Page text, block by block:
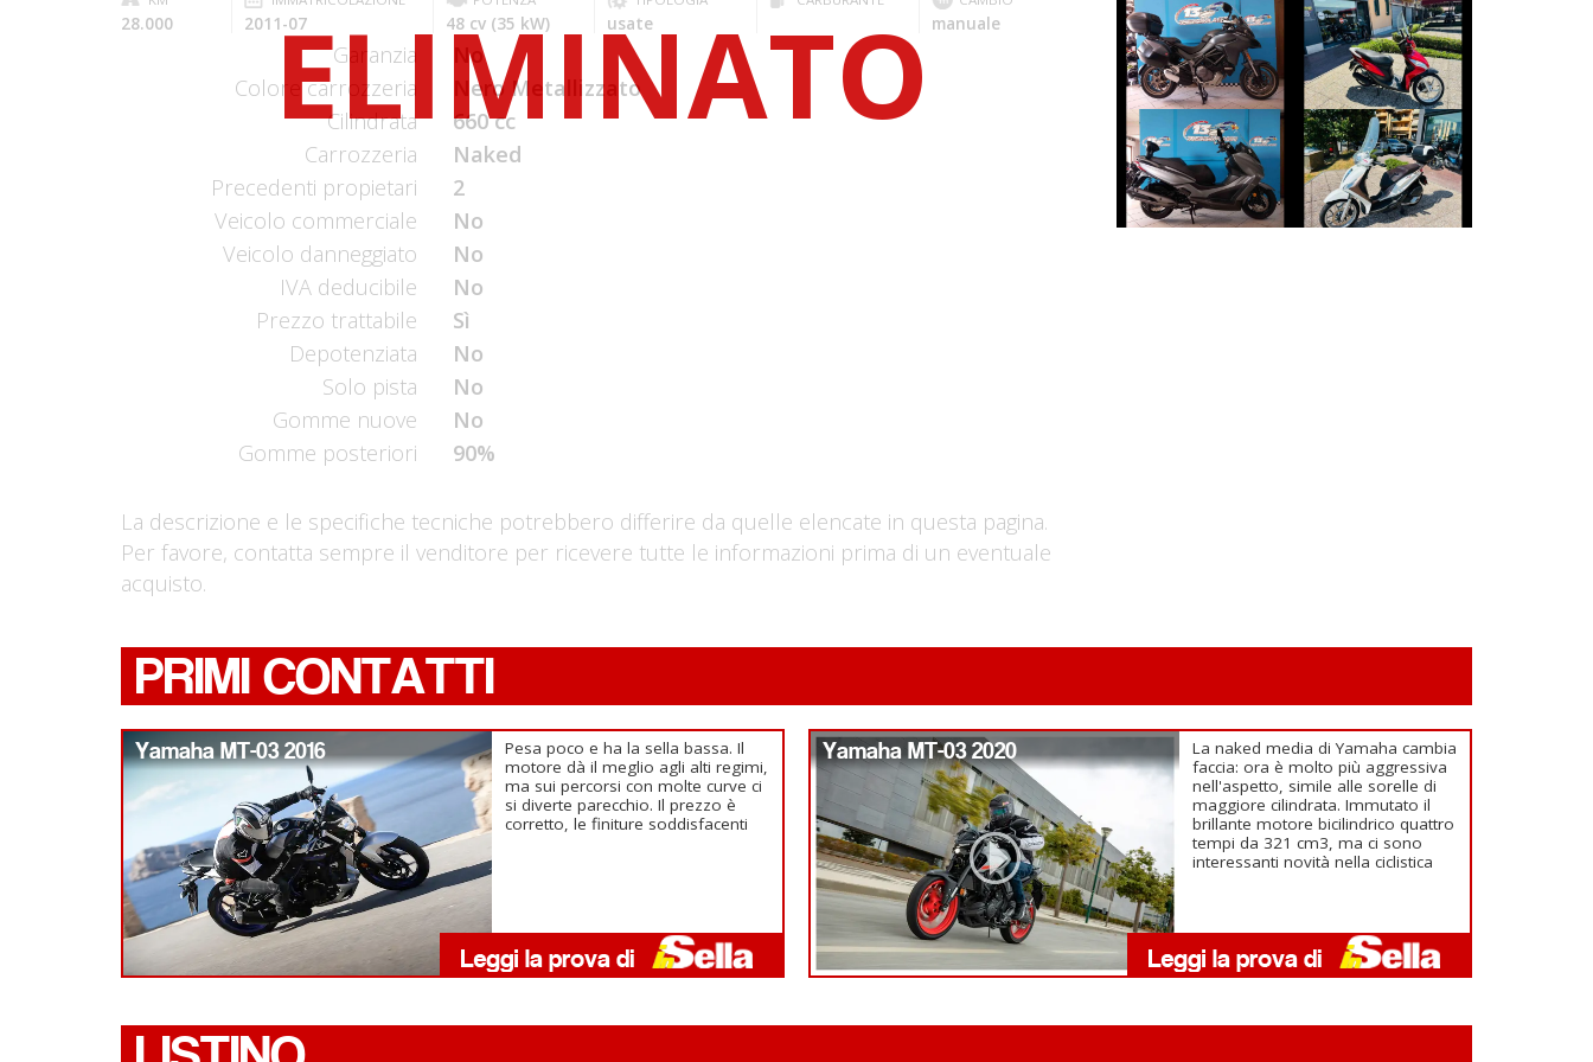
28.000 2011-07 48 cv (35 kW) usate manuale
Garanzia
No
Colore carrozzeria
Nero Metallizzato
Cilindrata
660 cc
Carrozzeria
Naked
Precedenti propietari
2
Veicolo commerciale
No
Veicolo danneggiato
No
IVA deducibile
No
Prezzo trattabile
Sì
Depotenziata
No
Solo pista
No
Gomme nuove
No
Gomme posteriori
90%
La descrizione e le specifiche tecniche potrebbero differire da quelle elencate in questa pagina.
Per favore, contatta sempre il venditore per ricevere tutte le informazioni prima di un eventuale
acquisto.
DUCATI
MULTISTRADA
€ 11.690 €
HONDA VISION
€ 1.590 €
KYMCO X-TOWN
€ 3.390 €
PIAGGIO MEDLEY
€ 2.790 €
PRIMI CONTATTI
Yamaha MT-03 2016
Pesa poco e ha la sella bassa. Il
motore dà il meglio agli alti regimi,
ma sui percorsi con molte curve ci
si diverte parecchio. Il prezzo è
corretto, le finiture soddisfacenti
Yamaha MT-03 2020
La naked media di Yamaha cambia
faccia: ora è molto più aggressiva
nell'aspetto, simile alle sorelle di
maggiore cilindrata. Immutato il
brillante motore bicilindrico quattro
tempi da 321 cm3, ma ci sono
interessanti novità nella ciclistica